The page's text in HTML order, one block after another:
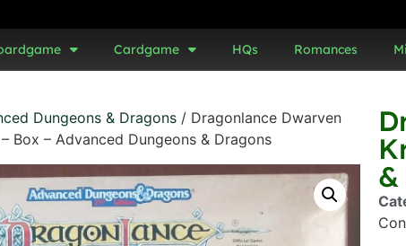
Cardgame HQs Romances
Dungeons & Dragons / Dragonlance Dwarven
Box – Advanced Dungeons & Dragons
&